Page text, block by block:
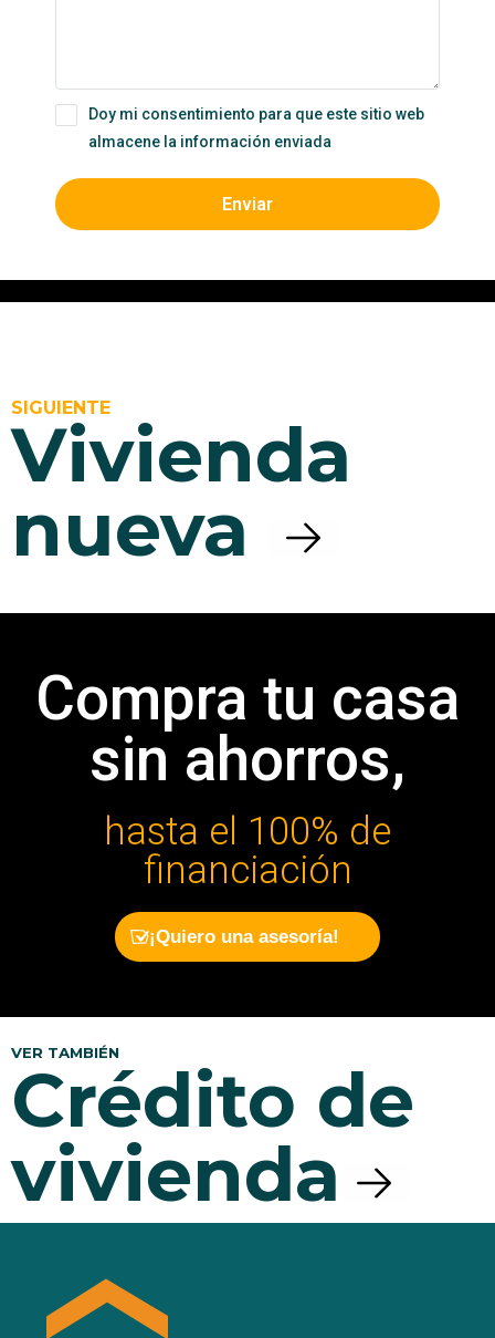
Doy mi consentimiento para que este sitio web
almacene la información enviada
Enviar
SIGUIENTE
Vivienda
nueva
Compra tu casa
sin ahorros,
hasta el 100% de
financiación
¡Quiero una asesoría!
VER TAMBIÉN
Crédito de
vivienda